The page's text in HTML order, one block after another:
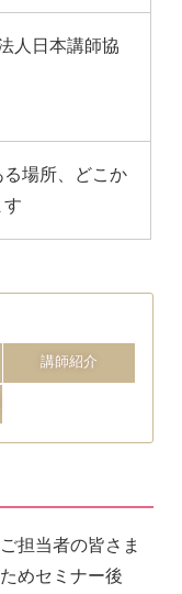
人日本講師協
場所、どこか
す
講師紹介
担当者の皆さま
めセミナー後